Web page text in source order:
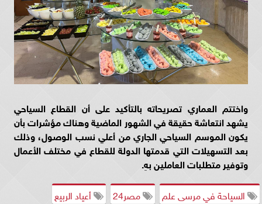
واختتم العماري تصريحاته بالتأكيد على أن القطاع السياحي
يشهد انتعاشة حقيقة في الشهور الماضية وهناك مؤشرات بأن
يكون الموسم السياحي الجاري من أعلي نسب الوصول، وذلك
بعد التسهيلات التي قدمتها الدولة للقطاع في مختلف الأعمال
وتوفير متطلبات العاملين بهِ.
السياحة في مرسى علم مصر24
أعياد الربيع